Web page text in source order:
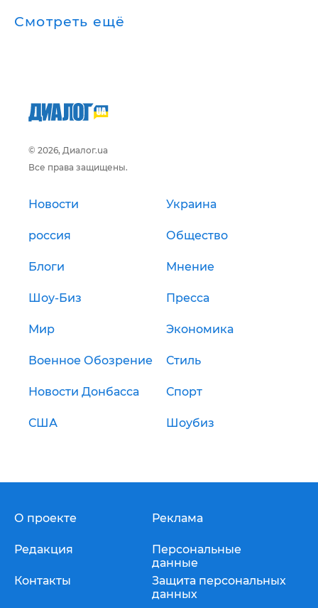
Смотреть ещё
© 2026, Диалог.ua
Все права защищены.
Новости Украина
россия Общество
Блоги Мнение
Шоу-Биз Пресса
Мир Экономика
Военное Обозрение Стиль
Новости Донбасса Спорт
США Шоубиз
О проекте
Редакция
Контакты
Реклама
Персональные
данные
Защита персональных
данных